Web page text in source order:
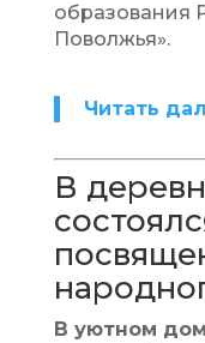
образования
Поволжья».
Читать
В
В уютном